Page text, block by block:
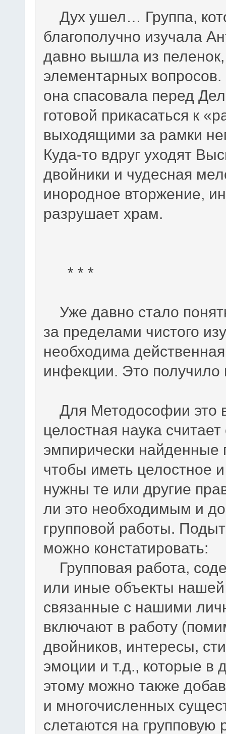
Дух ушел… Группа,
благополучно изучала
давно вышла из
элементарных
она спасовала перед
готовой прикасаться к
выходящими за рамки
Куда-то вдруг уходят
двойники и чудесная
инородное вторжение,
разрушает храм.
* * *
Уже давно стало
за пределами чистого
необходима
инфекции. Это получило
Для Методософии это
целостная наука
эмпирически найденные
чтобы иметь целостное
нужны те или другие
ли это необходимым и
групповой работы.
можно констатировать:
Групповая работа,
или иные объекты нашей
связанные с нашими
включают в работу
двойников, интересы,
эмоции и т.д., которые в
этому можно также
и многочисленных
слетаются на групповую